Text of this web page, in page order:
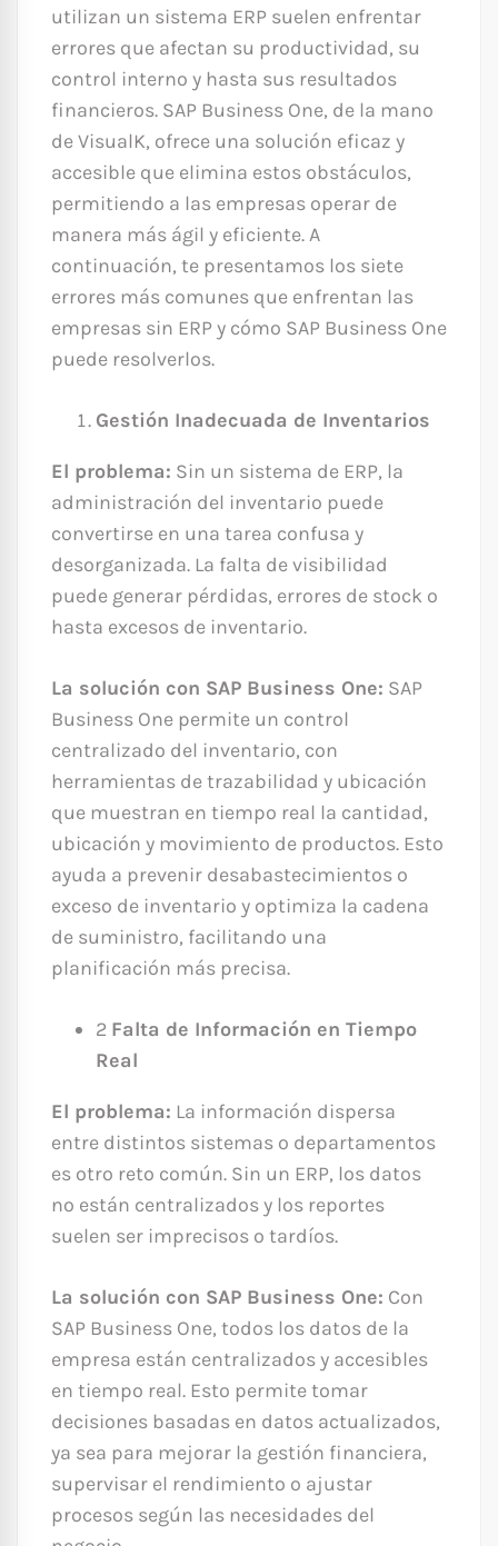
utilizan un sistema ERP suelen enfrentar
errores que afectan su productividad, su
control interno y hasta sus resultados
financieros. SAP Business One, de la mano
de VisualK, ofrece una solución eficaz y
accesible que elimina estos obstáculos,
permitiendo a las empresas operar de
manera más ágil y eficiente. A
continuación, te presentamos los siete
errores más comunes que enfrentan las
empresas sin ERP y cómo SAP Business One
puede resolverlos.
Gestión Inadecuada de Inventarios
El problema: Sin un sistema de ERP, la
administración del inventario puede
convertirse en una tarea confusa y
desorganizada. La falta de visibilidad
puede generar pérdidas, errores de stock o
hasta excesos de inventario.
La solución con SAP Business One: SAP
Business One permite un control
centralizado del inventario, con
herramientas de trazabilidad y ubicación
que muestran en tiempo real la cantidad,
ubicación y movimiento de productos. Esto
ayuda a prevenir desabastecimientos o
exceso de inventario y optimiza la cadena
de suministro, facilitando una
planificación más precisa.
2 Falta de Información en Tiempo
Real
El problema: La información dispersa
entre distintos sistemas o departamentos
es otro reto común. Sin un ERP, los datos
no están centralizados y los reportes
suelen ser imprecisos o tardíos.
La solución con SAP Business One: Con
SAP Business One, todos los datos de la
empresa están centralizados y accesibles
en tiempo real. Esto permite tomar
decisiones basadas en datos actualizados,
ya sea para mejorar la gestión financiera,
supervisar el rendimiento o ajustar
procesos según las necesidades del